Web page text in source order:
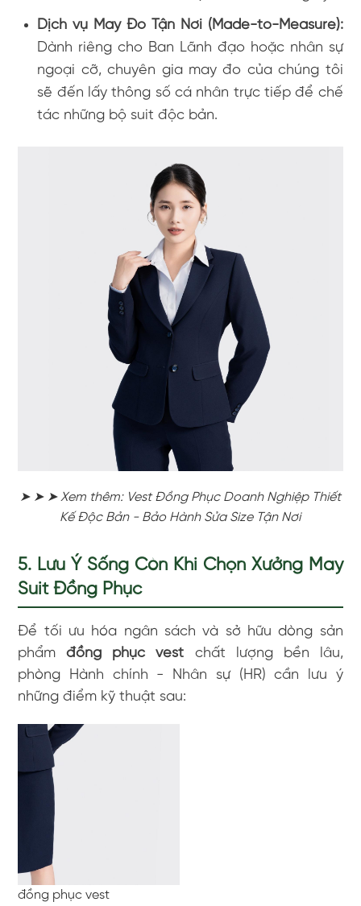
Dịch vụ May Đo Tận Nơi (Made-to-Measure):
Dành riêng cho Ban Lãnh đạo hoặc nhân sự
ngoại cỡ, chuyên gia may đo của chúng tôi
sẽ đến lấy thông số cá nhân trực tiếp để chế
tác những bộ suit độc bản.
➤ ➤ ➤ Xem thêm: Vest Đồng Phục Doanh Nghiệp Thiết
Kế Độc Bản - Bảo Hành Sửa Size Tận Nơi
5. Lưu Ý Sống Còn Khi Chọn Xưởng May
Suit Đồng Phục
Để tối ưu hóa ngân sách và sở hữu dòng sản
phẩmđồng phục vest chất lượng bền lâu,
phòng Hành chính - Nhân sự (HR) cần lưu ý
những điểm kỹ thuật sau:
đồng phục vest